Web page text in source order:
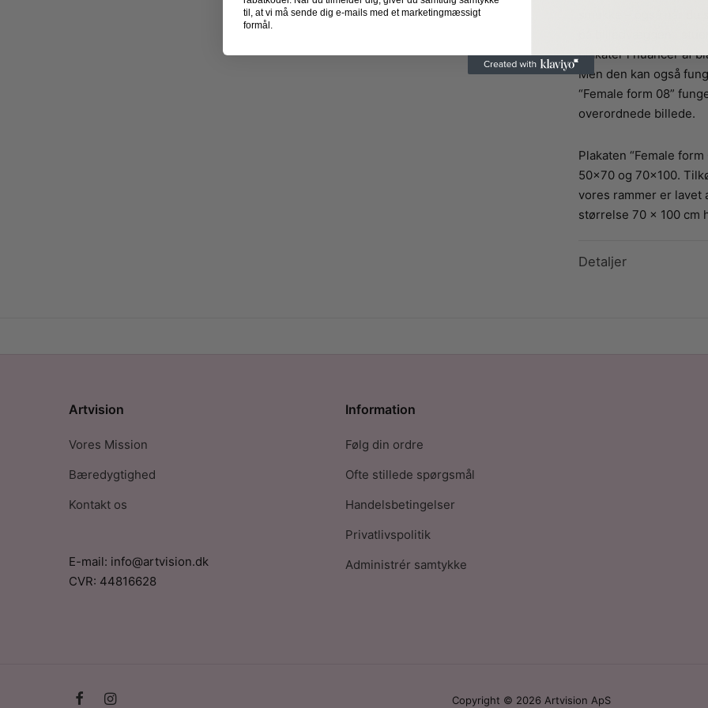
plakater i nuancer af
Men den kan også
“Female form 08”
overordnede billede.
Plakaten “Female
50×70 og 70×100.
vores rammer er lavet
størrelse 70 x 100 cm
Detaljer
Information
Følg din ordre
Ofte stillede spørgsmål
Handelsbetingelser
Privatlivspolitik
Administrér samtykke
Artvision
Vores Mission
Bæredygtighed
Kontakt os
E-mail: info@artvision.dk
CVR: 44816628
Copyright © 2026 Artvision ApS
til, at vi må sende dig e-mails med et marketingmæssigt
formål.